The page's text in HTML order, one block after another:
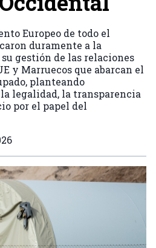
Europeo de todo el
duramente a la
gestión de las relaciones
y Marruecos que abarcan el
planteando
legalidad, la transparencia
por el papel del